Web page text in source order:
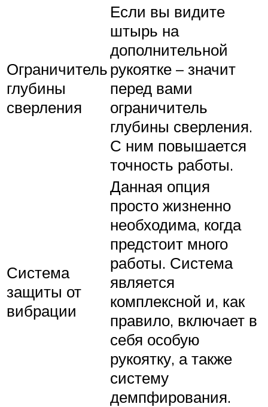
Ограничитель
глубины
сверления
Если вы видите
штырь на
дополнительной
рукоятке – значит
перед вами
ограничитель
глубины сверления.
С ним повышается
точность работы.
Система
защиты от
вибрации
Данная опция
просто жизненно
необходима, когда
предстоит много
работы. Система
является
комплексной и, как
правило, включает в
себя особую
рукоятку, а также
систему
демпфирования.